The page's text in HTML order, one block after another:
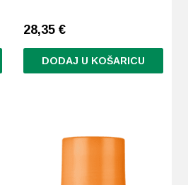
28,35€
DODAJ U KOŠARICU